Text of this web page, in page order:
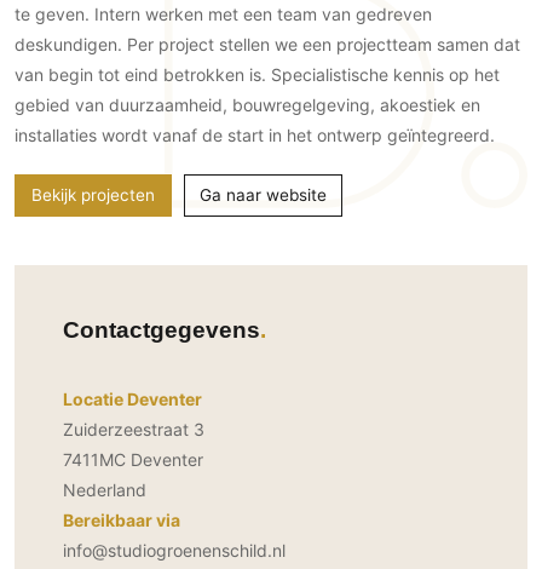
Aluminium deuren
Houten deuren
Stalen deuren
Systeemwanden
Raambeslag
Vloeren
PVC vloeren
Gietvloeren
Houten vloeren
Vloerkleden
te geven. Intern werken met een team van gedreven
deskundigen. Per project stellen we een projectteam samen dat
van begin tot eind betrokken is. Specialistische kennis op het
gebied van duurzaamheid, bouwregelgeving, akoestiek en
installaties wordt vanaf de start in het ontwerp geïntegreerd.
Bekijk projecten Ga naar website
Contactgegevens
Locatie Deventer
Zuiderzeestraat 3
7411MC Deventer
Nederland
Bereikbaar via
info@studiogroenenschild.nl